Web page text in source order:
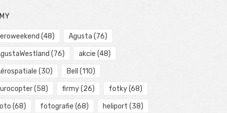
(48) Agusta (76)
(76) akcie (48)
(30) Bell (110)
(58) firmy(26) fotky(68)
(68) fotografie (68) heliport (38)